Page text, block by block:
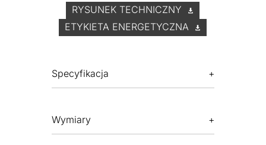
RYSUNEK TECHNICZNY
ETYKIETA ENERGETYCZNA
Specyfikacja
Wymiary